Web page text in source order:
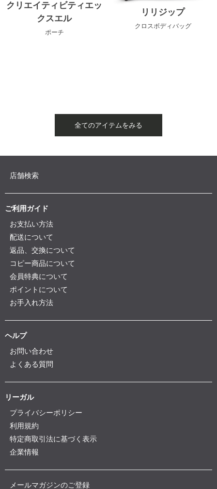
クリエイティビティエッ
クスエル
ポーチ
リリジップ
クロスボディバッグ
全てのアイテムをみる
店舗検索
ご利用ガイド
お支払い方法
配送について
返品、交換について
コピー商品について
会員特典について
ポイントについて
お手入れ方法
ヘルプ
お問い合わせ
よくある質問
リーガル
プライバシーポリシー
利用規約
特定商取引法に基づく表示
企業情報
メールマガジンのご登録